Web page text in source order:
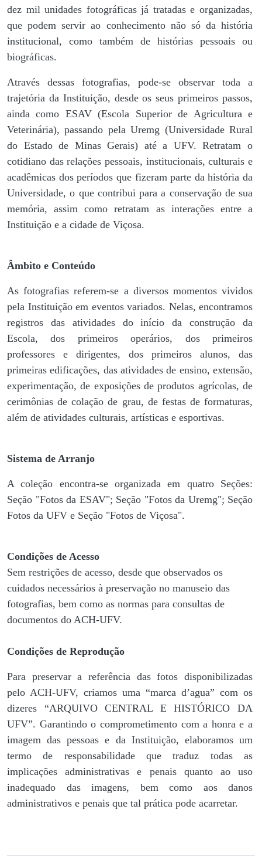
dez mil unidades fotográficas já tratadas e organizadas,
que podem servir ao conhecimento não só da história
institucional, como também de histórias pessoais ou
biográficas.
Através dessas fotografias, pode-se observar toda a
trajetória da Instituição, desde os seus primeiros passos,
ainda como ESAV (Escola Superior de Agricultura e
Veterinária), passando pela Uremg (Universidade Rural
do Estado de Minas Gerais) até a UFV. Retratam o
cotidiano das relações pessoais, institucionais, culturais e
acadêmicas dos períodos que fizeram parte da história da
Universidade, o que contribui para a conservação de sua
memória, assim como retratam as interações entre a
Instituição e a cidade de Viçosa.
Âmbito e Conteúdo
As fotografias referem-se a diversos momentos vividos
pela Instituição em eventos variados. Nelas, encontramos
registros das atividades do início da construção da
Escola, dos primeiros operários, dos primeiros
professores e dirigentes, ​dos primeiros alunos, das
primeiras edificações, das atividades de ensino, extensão,
experimentação, de exposições de produtos agrícolas, de
cerimônias de colação de grau, de festas de formaturas,
além de atividades culturais, artísticas e esportivas.
Sistema de Arranjo
A coleção encontra-se organizada em quatro Seções:
Seção "Fotos da ESAV"; Seção "Fotos da Uremg"; Seção
Fotos da UFV e Seção "Fotos de Viçosa".
Condições de Acesso
Sem restrições de acesso, desde que observados os
cuidados necessários à preservação no manuseio das
fotografias, bem como as normas para consultas de
documentos do ACH-UFV.
Condições de Reprodução
Para preservar a referência das fotos disponibilizadas
pelo ACH-UFV, criamos uma “marca d’agua” com os
dizeres “ARQUIVO CENTRAL E HISTÓRICO DA
UFV”. Garantindo o comprometimento com a honra e a
imagem das pessoas e da Instituição, elaboramos um
termo de responsabilidade que traduz todas as
implicações administrativas e penais quanto ao uso
inadequado das imagens, bem como aos danos
administrativos e penais que tal prática pode acarretar.